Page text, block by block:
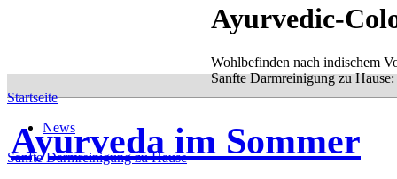
Ayurvedic-
Wohlbefinden nach indischem
Sanfte Darmreinigung zu
Startseite
News
Sanfte Darmreinigung zu Hause
Ayurveda im Sommer